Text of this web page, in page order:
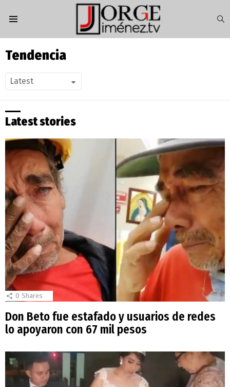
Tendencia
Latest stories
0 Shares
Don Beto fue estafado y usuarios de redes
lo apoyaron con 67 mil pesos